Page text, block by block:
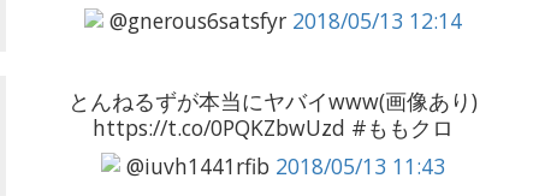
@gnerous6satsfyr 2018/05/13 12:14
とんねるずが本当にヤバイwww(画像あり)
https://t.co/0PQKZbwUzd #ももクロ
@iuvh1441rfib 2018/05/13 11:43